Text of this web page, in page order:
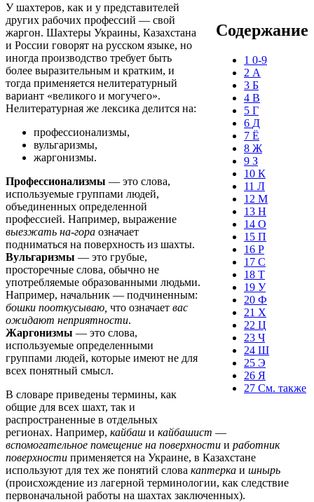
Содержание
1 0-9
2 А
3 Б
4 В
5 Г
6 Д
7 Ё
8 Ж
9 З
10 К
11 Л
12 М
13 Н
14 О
15 П
16 Р
17 С
18 Т
19 У
20 Ф
21 Х
22 Ц
23 Ч
24 Ш
25 Э
26 Я
27 См. также
У шахтеров, как и у представителей
других рабочих профессий — свой
жаргон. Шахтеры Украины, Казахстана
и России говорят на русском языке, но
иногда производство требует быть
более выразительным и кратким, и
тогда применяется нелитературный
вариант «великого и могучего».
Нелитературная же лексика делится на:
профессионализмы,
вульгаризмы,
жаргонизмы.
Профессионализмы — это слова,
используемые группами людей,
объединенных определенной
профессией. Например, выражение
выезжать на-гора означает
подниматься на поверхность из шахты.
Вульгаризмы — это грубые,
просторечные слова, обычно не
употребляемые образованными людьми.
Например, начальник — подчиненным:
бошки пооткусываю, что означает вас
ожидают неприятности.
Жаргонизмы — это слова,
используемые определенными
группами людей, которые имеют не для
всех понятный смысл.
В словаре приведены термины, как
общие для всех шахт, так и
распространенные в отдельных
регионах. Например, кайбаш и кайбашист —
вспомогательное помещение на поверхности и работник
поверхности применяется на Украине, в Казахстане
используют для тех же понятий слова каптерка и шнырь
(происхождение из лагерной терминологии, как следствие
первоначальной работы на шахтах заключенных).